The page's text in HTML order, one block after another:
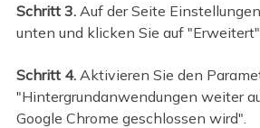
Schritt 3. Auf der Seite
unten und klicken Sie auf
Schritt 4. Aktivieren Sie den
"Hintergrundanwendungen weiter
Google Chrome geschlossen wird".